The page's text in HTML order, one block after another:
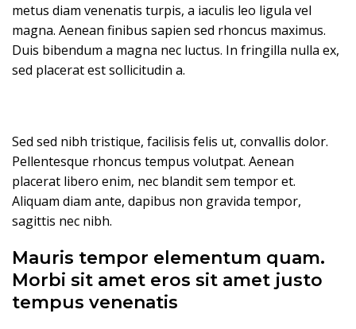
metus diam venenatis turpis, a iaculis leo ligula vel
magna. Aenean finibus sapien sed rhoncus maximus.
Duis bibendum a magna nec luctus. In fringilla nulla ex,
sed placerat est sollicitudin a.
Sed sed nibh tristique, facilisis felis ut, convallis dolor.
Pellentesque rhoncus tempus volutpat. Aenean
placerat libero enim, nec blandit sem tempor et.
Aliquam diam ante, dapibus non gravida tempor,
sagittis nec nibh.
Mauris tempor elementum quam.
Morbi sit amet eros sit amet justo
tempus venenatis